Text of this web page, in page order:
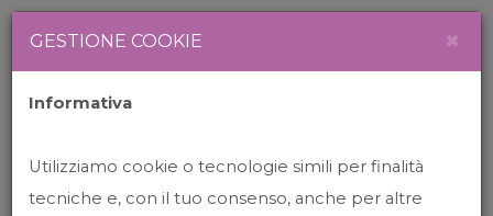
GESTIONE COOKIE ×
Informativa
Utilizziamo cookie o tecnologie simili per finalità
tecniche e, con il tuo consenso, anche per altre